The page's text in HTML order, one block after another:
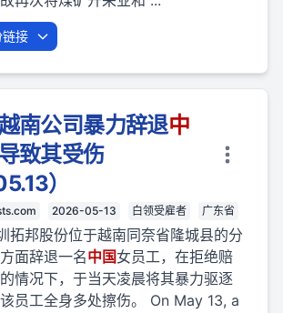
接
南公司暴力辞退中
致其受伤
）
2026-05-13 白领受雇者 广东省
拓邦股份位于越南同奈省隆城县的分
面辞退一名中国女员工，在拒绝赔
情况下，于当天凌晨将其暴力驱逐
员工全身多处擦伤。 On May 13, a